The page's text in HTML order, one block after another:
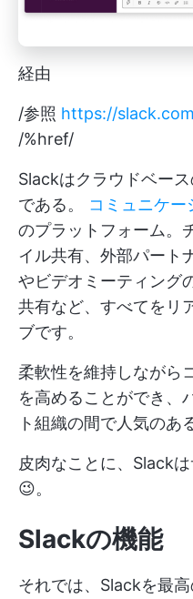
経由
/参照 https://
/%href/
Slackはクラウドベー
である。 コミュニケー
のプラットフォーム。
イル共有、外部パート
やビデオミーティング
共有など、すべてをリ
ブです。
柔軟性を維持しながら
を高めることができ、
ト組織の間で人気のあ
皮肉なことに、Slack
😉。
Slackの機能
それでは、Slackを最